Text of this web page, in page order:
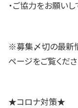
・ご協力をお願いし
※募集〆切の最新
ページをご覧くださ
★コロナ対策★